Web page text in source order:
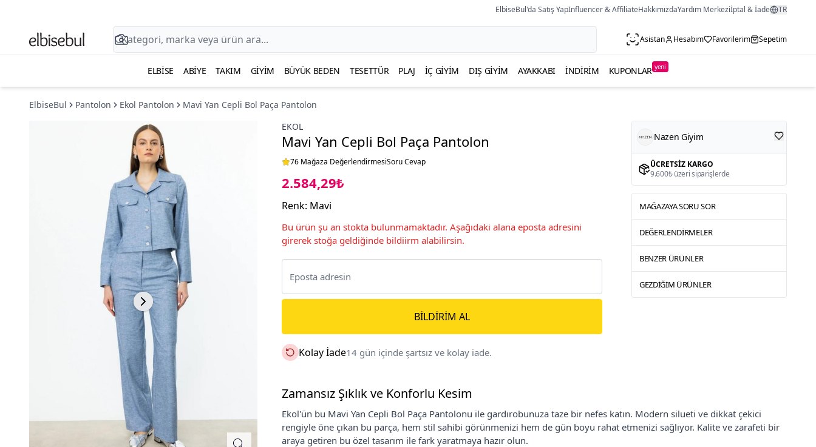
ElbiseBul'da Satış YapInfluencer & AffiliateHakkımızdaYardım Merkeziİptal & İade TR
Asistan Hesabım Favorilerim Sepetim
ELBISE ABIYE TAKIM GIYIM BÜYÜK BEDEN TESETTÜR PLAJ İÇ GIYIM DIŞ GIYIM AYAKKABI İNDIRIM KUPONLAR yeni
ElbiseBul Pantolon Ekol Pantolon
Mavi Yan Cepli Bol Paça Pantolon
EKOL
Mavi Yan Cepli Bol Paça Pantolon
76 Mağaza DeğerlendirmesiSoru Cevap
2.584,29₺
Renk: Mavi
Bu ürün şu an stokta bulunmamaktadır. Aşağıdaki alana eposta adresini
girerek stoğa geldiğinde bildiirm alabilirsin.
BILDIRIM AL
Kolay İade14 gün içinde şartsız ve kolay iade.
Nazen Giyim
ÜCRETSIZ KARGO
9.600₺ üzeri siparişlerde
MAĞAZAYA SORU SOR
DEĞERLENDIRMELER
BENZER ÜRÜNLER
GEZDIĞIM ÜRÜNLER
Zamansız Şıklık ve Konforlu Kesim
Ekol'ün bu Mavi Yan Cepli Bol Paça Pantolonu ile gardırobunuza taze bir nefes katın. Modern silueti ve dikkat çekici
rengiyle öne çıkan bu parça, hem stil sahibi görünmenizi hem de gün boyu rahat etmenizi sağlıyor. Kalite ve zarafeti bir
araya getiren bu özel tasarım ile fark yaratmaya hazır olun.